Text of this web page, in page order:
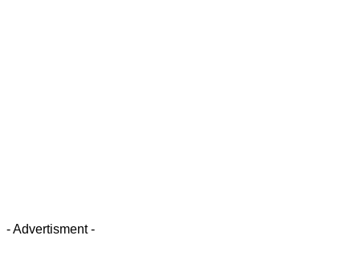
- Advertisment -